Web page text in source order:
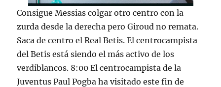
Consigue Messias colgar otro centro con la
zurda desde la derecha pero Giroud no remata.
Saca de centro el Real Betis. El centrocampista
del Betis está siendo el más activo de los
verdiblancos. 8:00 El centrocampista de la
Juventus Paul Pogba ha visitado este fin de